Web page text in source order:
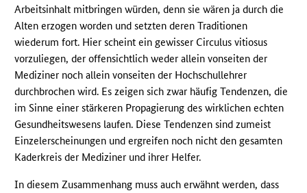
Arbeitsinhalt mitbringen würden, denn sie wären ja durch die
Alten erzogen worden und setzten deren Traditionen
wiederum fort. Hier scheint ein gewisser Circulus vitiosus
vorzuliegen, der offensichtlich weder allein vonseiten der
Mediziner noch allein vonseiten der Hochschullehrer
durchbrochen wird. Es zeigen sich zwar häufig Tendenzen, die
im Sinne einer stärkeren Propagierung des wirklichen echten
Gesundheitswesens laufen. Diese Tendenzen sind zumeist
Einzelerscheinungen und ergreifen noch nicht den gesamten
Kaderkreis der Mediziner und ihrer Helfer.
In diesem Zusammenhang muss auch erwähnt werden, dass